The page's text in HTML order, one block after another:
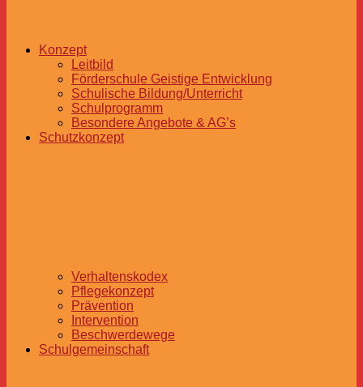
Konzept
Leitbild
Förderschule Geistige Entwicklung
Schulische Bildung/Unterricht
Schulprogramm
Besondere Angebote & AG’s
Schutzkonzept
Verhaltenskodex
Pflegekonzept
Prävention
Intervention
Beschwerdewege
Schulgemeinschaft